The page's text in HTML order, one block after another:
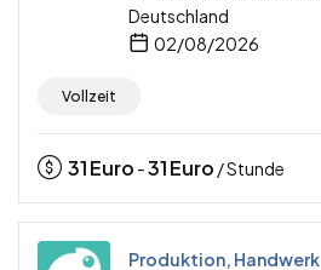
Deutschland
02/08/2026
Vollzeit
31Euro -31Euro / Stunde
Produktion, Handwerk